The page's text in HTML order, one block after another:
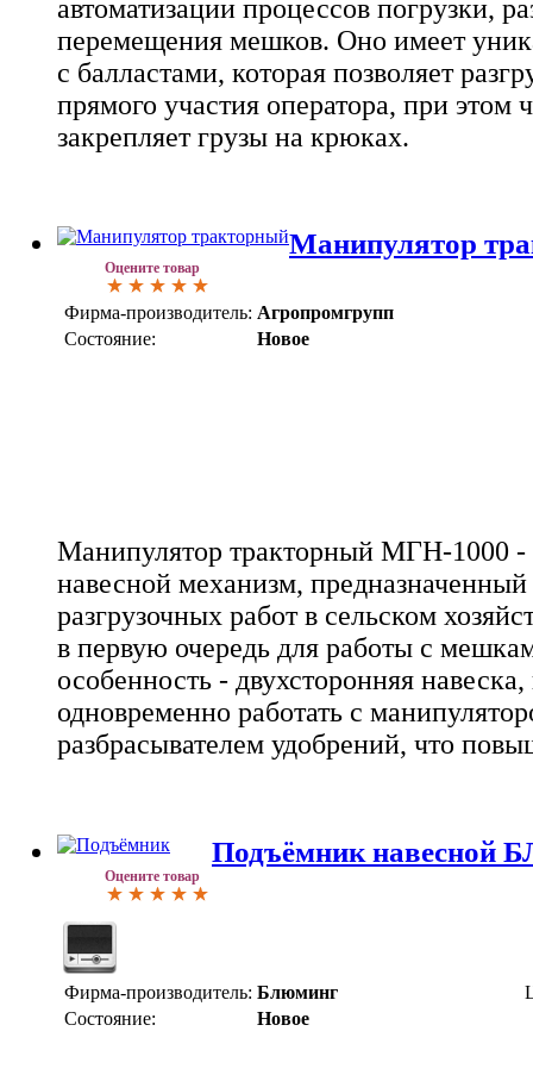
автоматизации процессов погрузки,
перемещения мешков. Оно имеет
с балластами, которая позволяет
прямого участия оператора, при этом
закрепляет грузы на крюках.
Оцените товар
Манипулятор
Фирма-производитель: Агропромгрупп
Состояние:
Новое
Манипулятор тракторный МГН-1000 -
навесной механизм, предназначенный
разгрузочных работ в сельском
в первую очередь для работы с
особенность - двухсторонняя
одновременно работать с
разбрасывателем удобрений, что
Оцените товар
Подъёмник навесной
Фирма-производитель: Блюминг
Состояние:
Новое